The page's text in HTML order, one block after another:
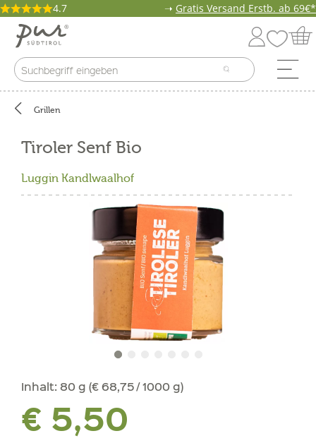
4.7 ➝ Gratis Versand Erstb. ab 69€*
Grillen
Tiroler Senf Bio
Luggin Kandlwaalhof
Inhalt: 80 g (€ 68,75 / 1000 g)
€ 5,50